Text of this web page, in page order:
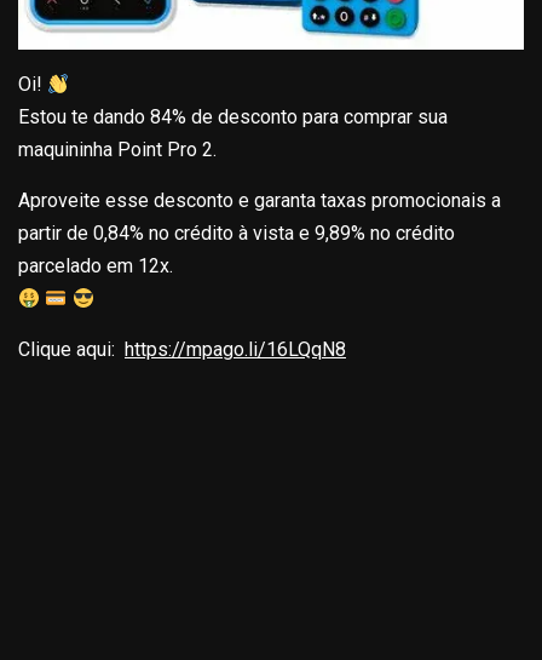
Oi!
Estou te dando 84% de desconto para comprar sua
maquininha Point Pro 2.
Aproveite esse desconto e garanta taxas promocionais a
partir de 0,84% no crédito à vista e 9,89% no crédito
parcelado em 12x.
Clique aqui: https://mpago.li/16LQqN8